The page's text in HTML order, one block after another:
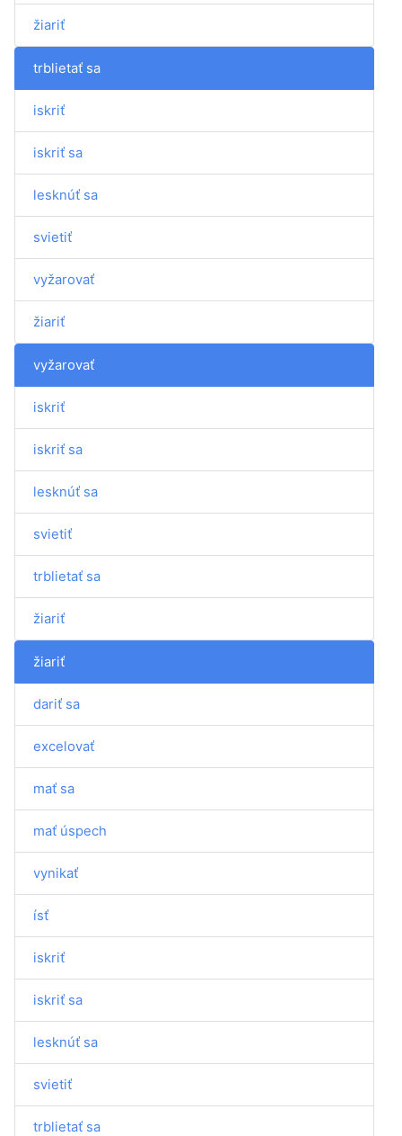
žiariť
trblietať sa
iskriť
iskriť sa
lesknúť sa
svietiť
vyžarovať
žiariť
vyžarovať
iskriť
iskriť sa
lesknúť sa
svietiť
trblietať sa
žiariť
žiariť
dariť sa
excelovať
mať sa
mať úspech
vynikať
ísť
iskriť
iskriť sa
lesknúť sa
svietiť
trblietať sa